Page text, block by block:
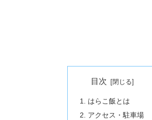
目次
はらこ飯とは
アクセス・駐車場